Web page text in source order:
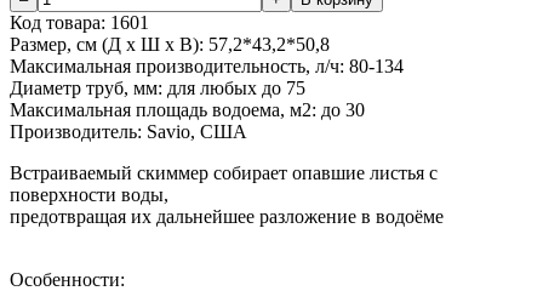
Код товара: 1601
Размер, см (Д х Ш х В): 57,2*43,2*50,8
Максимальная производительность, л/ч: 80-134
Диаметр труб, мм: для любых до 75
Максимальная площадь водоема, м2: до 30
Производитель: Savio, США
Встраиваемый скиммер собирает опавшие листья с
поверхности воды,
предотвращая их дальнейшее разложение в водоёме
Особенности: